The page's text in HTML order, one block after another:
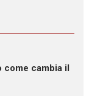
come cambia il